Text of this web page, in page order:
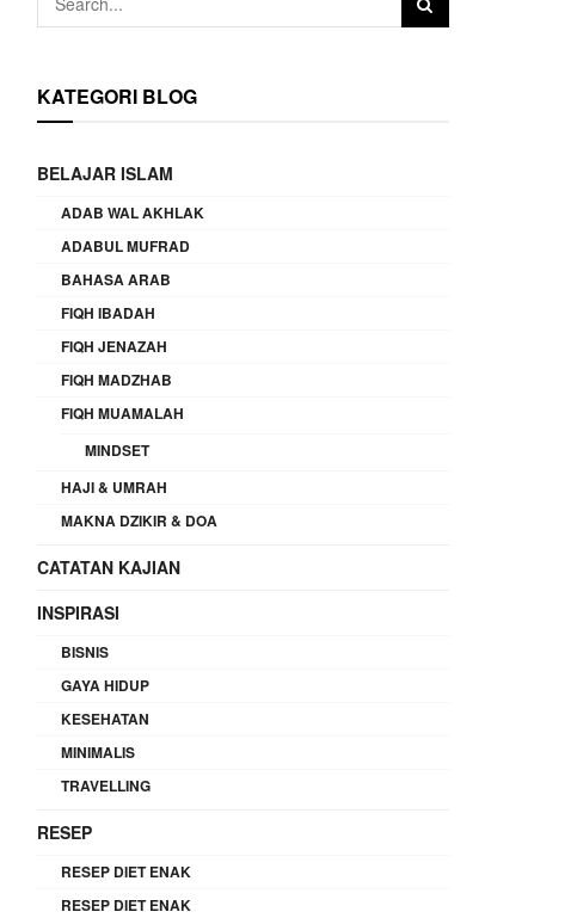
KATEGORI BLOG
BELAJAR ISLAM
ADAB WAL AKHLAK
ADABUL MUFRAD
BAHASA ARAB
FIQH IBADAH
FIQH JENAZAH
FIQH MADZHAB
FIQH MUAMALAH
MINDSET
HAJI & UMRAH
MAKNA DZIKIR & DOA
CATATAN KAJIAN
INSPIRASI
BISNIS
GAYA HIDUP
KESEHATAN
MINIMALIS
TRAVELLING
RESEP
RESEP DIET ENAK
RESEP DIET ENAK